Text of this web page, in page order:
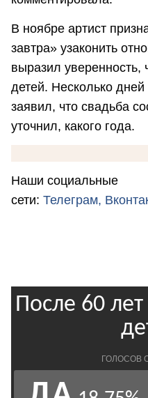
В ноябре артист
завтра» узаконить
выразил уверенность,
детей. Несколько
заявил, что свадьба
уточнил, какого года.
Наши социальные
сети: Телеграм,